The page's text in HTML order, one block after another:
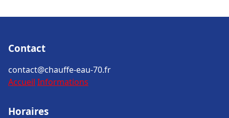
Contact
contact@chauffe-eau-70.fr
Accueil Informations
Horaires